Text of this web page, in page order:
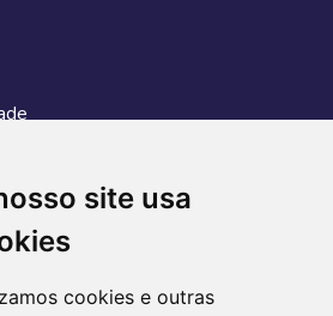
site usa
cookies e outras